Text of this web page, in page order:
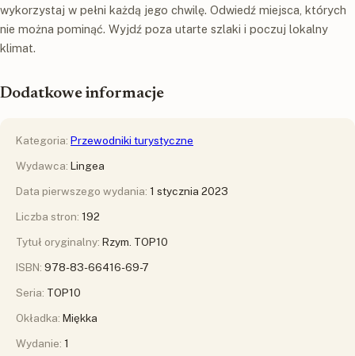
wykorzystaj w pełni każdą jego chwilę. Odwiedź miejsca, których
nie można pominąć. Wyjdź poza utarte szlaki i poczuj lokalny
klimat.
Dodatkowe informacje
Kategoria: Przewodniki turystyczne
Wydawca: Lingea
Data pierwszego wydania: 1 stycznia 2023
Liczba stron: 192
Tytuł oryginalny: Rzym. TOP10
ISBN: 978-83-66416-69-7
Seria: TOP10
Okładka: Miękka
Wydanie: 1